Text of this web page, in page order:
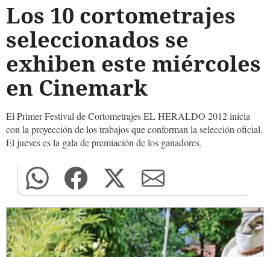
Los 10 cortometrajes
seleccionados se
exhiben este miércoles
en Cinemark
El Primer Festival de Cortometrajes EL HERALDO 2012 inicia
con la proyección de los trabajos que conforman la selección oficial.
El jueves es la gala de premiación de los ganadores.